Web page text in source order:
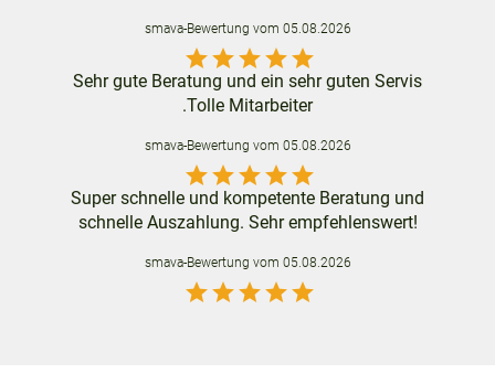
smava-Bewertung vom 05.08.2026
starstarstarstarstar
Sehr gute Beratung und ein sehr guten Servis
.Tolle Mitarbeiter
smava-Bewertung vom 05.08.2026
starstarstarstarstar
Super schnelle und kompetente Beratung und
schnelle Auszahlung. Sehr empfehlenswert!
smava-Bewertung vom 05.08.2026
starstarstarstarstar